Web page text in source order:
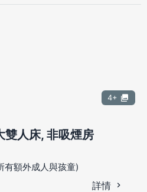
4+
雙人床, 非吸煙房
有額外成人與孩童)
詳情